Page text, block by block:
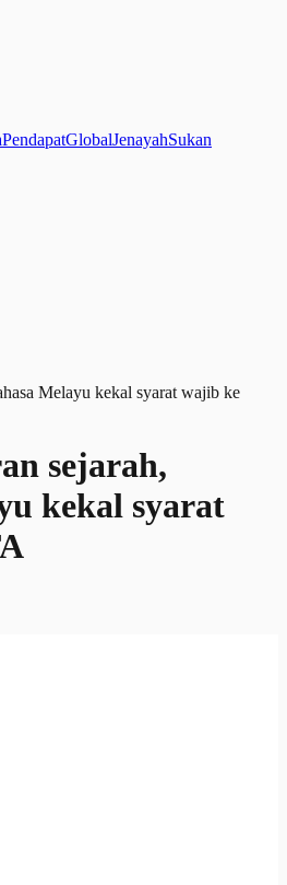
PendapatGlobalJenayahSukan
sejarah,
kekal syarat